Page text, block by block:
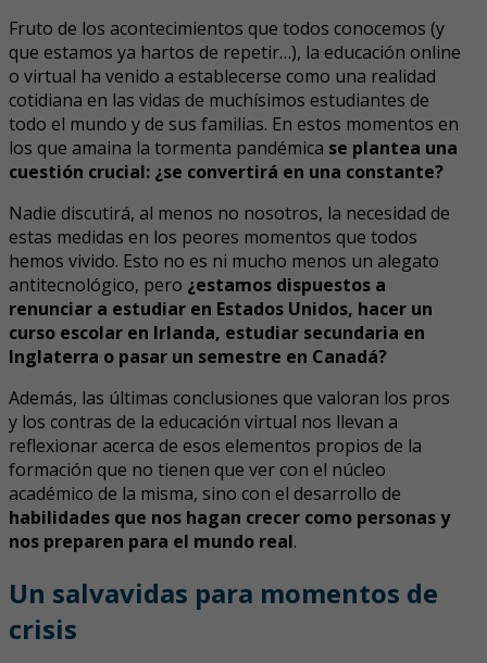
Fruto de los acontecimientos que todos conocemos (y
que estamos ya hartos de repetir…), la educación online
o virtual ha venido a establecerse como una realidad
cotidiana en las vidas de muchísimos estudiantes de
todo el mundo y de sus familias. En estos momentos en
los que amaina la tormenta pandémica se plantea una
cuestión crucial: ¿se convertirá en una constante?
Nadie discutirá, al menos no nosotros, la necesidad de
estas medidas en los peores momentos que todos
hemos vivido. Esto no es ni mucho menos un alegato
antitecnológico, pero ¿estamos dispuestos a
renunciar a estudiar en Estados Unidos, hacer un
curso escolar en Irlanda, estudiar secundaria en
Inglaterra o pasar un semestre en Canadá?
Además, las últimas conclusiones que valoran los pros
y los contras de la educación virtual nos llevan a
reflexionar acerca de esos elementos propios de la
formación que no tienen que ver con el núcleo
académico de la misma, sino con el desarrollo de
habilidades que nos hagan crecer como personas y
nos preparen para el mundo real.
Un salvavidas para momentos de
crisis